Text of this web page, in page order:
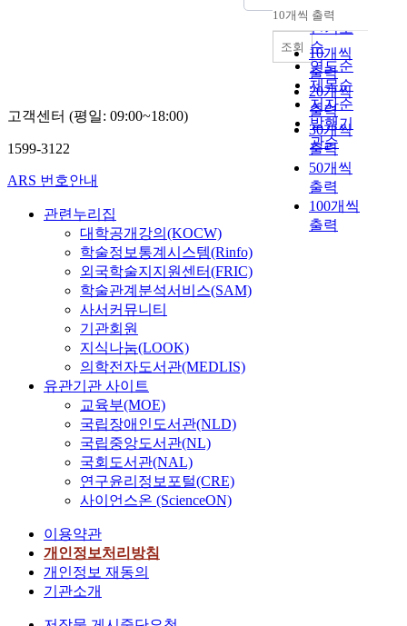
순
인기도
순
연도순
제목순
저자순
발행기
관순
내림차순
10개씩 출력
10개씩
출력
20개씩
출력
30개씩
출력
50개씩
출력
100개씩
출력
조회
고객센터 (평일: 09:00~18:00)
1599-3122
ARS 번호안내
관련누리집
대학공개강의(KOCW)
학술정보통계시스템(Rinfo)
외국학술지지원센터(FRIC)
학술관계분석서비스(SAM)
사서커뮤니티
기관회원
지식나눔(LOOK)
의학전자도서관(MEDLIS)
유관기관 사이트
교육부(MOE)
국립장애인도서관(NLD)
국립중앙도서관(NL)
국회도서관(NAL)
연구윤리정보포털(CRE)
사이언스온 (ScienceON)
이용약관
개인정보처리방침
개인정보 재동의
기관소개